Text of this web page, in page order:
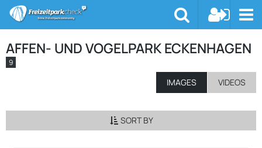
AFFEN- UND VOGELPARK ECKENHAGEN
9
IMAGES VIDEOS
SORT BY